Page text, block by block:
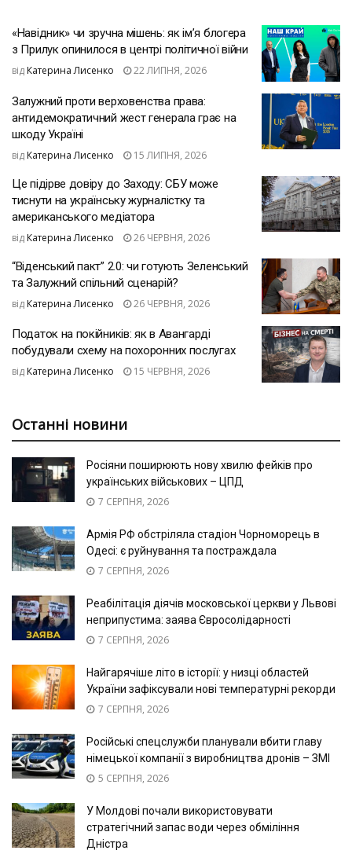
«Навідник» чи зручна мішень: як ім’я блогера
з Прилук опинилося в центрі політичної війни
від Катерина Лисенко 22 ЛИПНЯ, 2026
Залужний проти верховенства права:
антидемократичний жест генерала грає на
шкоду Україні
від Катерина Лисенко 15 ЛИПНЯ, 2026
Це підірве довіру до Заходу: СБУ може
тиснути на українську журналістку та
американського медіатора
від Катерина Лисенко 26 ЧЕРВНЯ, 2026
“Віденський пакт” 2.0: чи готують Зеленський
та Залужний спільний сценарій?
від Катерина Лисенко 26 ЧЕРВНЯ, 2026
Податок на покійників: як в Авангарді
побудували схему на похоронних послугах
від Катерина Лисенко 15 ЧЕРВНЯ, 2026
Останні новини
Росіяни поширюють нову хвилю фейків про
українських військових – ЦПД
7 СЕРПНЯ, 2026
Армія РФ обстріляла стадіон Чорноморець в
Одесі: є руйнування та постраждала
7 СЕРПНЯ, 2026
Реабілітація діячів московської церкви у Львові
неприпустима: заява Євросолідарності
7 СЕРПНЯ, 2026
Найгарячіше літо в історії: у низці областей
України зафіксували нові температурні рекорди
7 СЕРПНЯ, 2026
Російські спецслужби планували вбити главу
німецької компанії з виробництва дронів – ЗМІ
5 СЕРПНЯ, 2026
У Молдові почали використовувати
стратегічний запас води через обміління
Дністра